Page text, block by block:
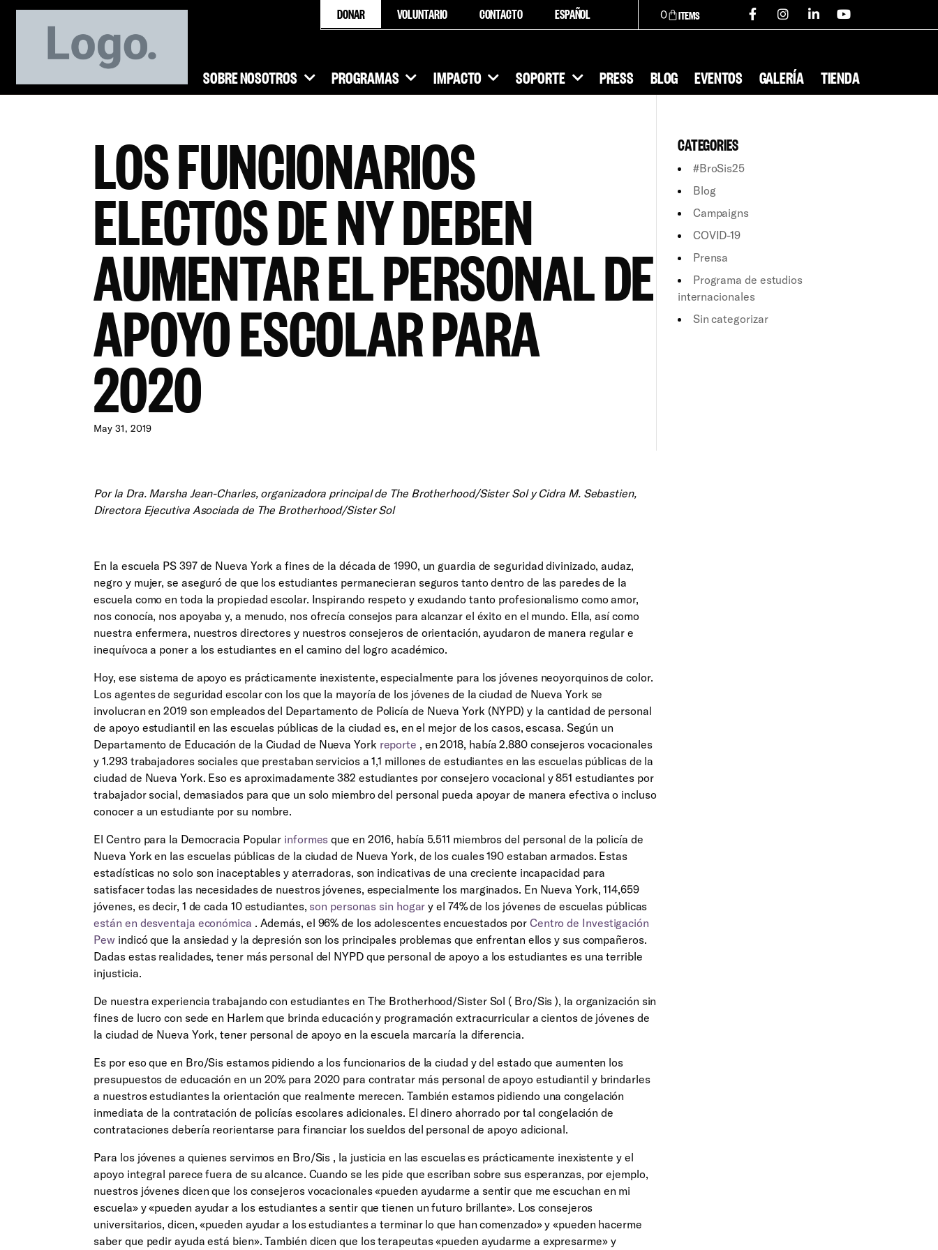
DONAR VOLUNTARIO CONTACTO ESPAÑOL 0
SOBRE NOSOTROS PROGRAMAS IMPACTO SOPORTE PRESS BLOG EVENTOS GALERÍA TIENDA
LOS FUNCIONARIOS
ELECTOS DE NY DEBEN
AUMENTAR EL PERSONAL DE
APOYO ESCOLAR PARA
2020
May 31, 2019
Por la Dra. Marsha Jean-Charles, organizadora principal de The Brotherhood/Sister Sol y Cidra M. Sebastien,
Directora Ejecutiva Asociada de The Brotherhood/Sister Sol
En la escuela PS 397 de Nueva York a fines de la década de 1990, un guardia de seguridad divinizado, audaz,
negro y mujer, se aseguró de que los estudiantes permanecieran seguros tanto dentro de las paredes de la
escuela como en toda la propiedad escolar. Inspirando respeto y exudando tanto profesionalismo como amor,
nos conocía, nos apoyaba y, a menudo, nos ofrecía consejos para alcanzar el éxito en el mundo. Ella, así como
nuestra enfermera, nuestros directores y nuestros consejeros de orientación, ayudaron de manera regular e
inequívoca a poner a los estudiantes en el camino del logro académico.
Hoy, ese sistema de apoyo es prácticamente inexistente, especialmente para los jóvenes neoyorquinos de color.
Los agentes de seguridad escolar con los que la mayoría de los jóvenes de la ciudad de Nueva York se
involucran en 2019 son empleados del Departamento de Policía de Nueva York (NYPD) y la cantidad de personal
de apoyo estudiantil en las escuelas públicas de la ciudad es, en el mejor de los casos, escasa. Según un
Departamento de Educación de la Ciudad de Nueva York reporte , en 2018, había 2.880 consejeros vocacionales
y 1.293 trabajadores sociales que prestaban servicios a 1,1 millones de estudiantes en las escuelas públicas de la
ciudad de Nueva York. Eso es aproximadamente 382 estudiantes por consejero vocacional y 851 estudiantes por
trabajador social, demasiados para que un solo miembro del personal pueda apoyar de manera efectiva o incluso
conocer a un estudiante por su nombre.
El Centro para la Democracia Popular informes que en 2016, había 5.511 miembros del personal de la policía de
Nueva York en las escuelas públicas de la ciudad de Nueva York, de los cuales 190 estaban armados. Estas
estadísticas no solo son inaceptables y aterradoras, son indicativas de una creciente incapacidad para
satisfacer todas las necesidades de nuestros jóvenes, especialmente los marginados. En Nueva York, 114,659
jóvenes, es decir, 1 de cada 10 estudiantes, son personas sin hogar y el 74% de los jóvenes de escuelas públicas
están en desventaja económica . Además, el 96% de los adolescentes encuestados por Centro de Investigación
Pew indicó que la ansiedad y la depresión son los principales problemas que enfrentan ellos y sus compañeros.
Dadas estas realidades, tener más personal del NYPD que personal de apoyo a los estudiantes es una terrible
injusticia.
De nuestra experiencia trabajando con estudiantes en The Brotherhood/Sister Sol ( Bro/Sis ), la organización sin
fines de lucro con sede en Harlem que brinda educación y programación extracurricular a cientos de jóvenes de
la ciudad de Nueva York, tener personal de apoyo en la escuela marcaría la diferencia.
Es por eso que en Bro/Sis estamos pidiendo a los funcionarios de la ciudad y del estado que aumenten los
presupuestos de educación en un 20% para 2020 para contratar más personal de apoyo estudiantil y brindarles
a nuestros estudiantes la orientación que realmente merecen. También estamos pidiendo una congelación
inmediata de la contratación de policías escolares adicionales. El dinero ahorrado por tal congelación de
contrataciones debería reorientarse para financiar los sueldos del personal de apoyo adicional.
Para los jóvenes a quienes servimos en Bro/Sis , la justicia en las escuelas es prácticamente inexistente y el
apoyo integral parece fuera de su alcance. Cuando se les pide que escriban sobre sus esperanzas, por ejemplo,
nuestros jóvenes dicen que los consejeros vocacionales «pueden ayudarme a sentir que me escuchan en mi
escuela» y «pueden ayudar a los estudiantes a sentir que tienen un futuro brillante». Los consejeros
universitarios, dicen, «pueden ayudar a los estudiantes a terminar lo que han comenzado» y «pueden hacerme
saber que pedir ayuda está bien». También dicen que los terapeutas «pueden ayudarme a expresarme» y
CATEGORIES
#BroSis25
Blog
Campaigns
COVID-19
Prensa
Programa de estudios
internacionales
Sin categorizar